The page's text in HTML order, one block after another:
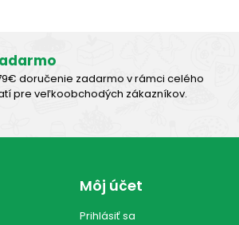
doručenie zadarmo v rámci celého
pre veľkoobchodých zákazníkov.
Môj účet
Prihlásiť sa